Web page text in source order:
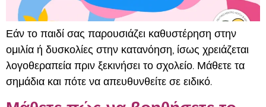
Εάν το παιδί σας παρουσιάζει καθυστέρηση στην
ομιλία ή δυσκολίες στην κατανόηση, ίσως χρειάζεται
λογοθεραπεία πριν ξεκινήσει το σχολείο. Μάθετε τα
σημάδια και πότε να απευθυνθείτε σε ειδικό.